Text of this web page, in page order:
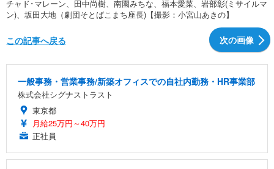
チャド･マレーン、田中尚樹、南園みちな、福本愛菜、岩部彰(ミサイルマ
ン)、坂田大地（劇団そとばこまち座長)【撮影：小宮山あきの】
次の画像
この記事へ戻る
一般事務・営業事務/新築オフィスでの自社内勤務・HR事業部
株式会社シグナストラスト
東京都
月給25万円～40万円
正社員